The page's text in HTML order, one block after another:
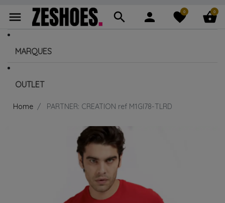
menu search person favorite
0 shopping_basket
0
MARQUES
OUTLET
Home PARTNER: CREATION ref M1GI78-TLRD